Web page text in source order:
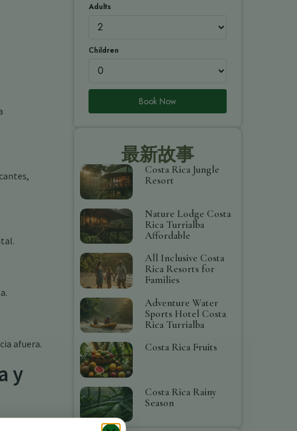
afuera.
y
Adults
Children
Book Now
最新故事
Costa Rica Jungle
Resort
Nature Lodge Costa
Rica Turrialba
Affordable
All Inclusive Costa
Rica Resorts for
Families
Adventure Water
Sports Hotel Costa
Rica Turrialba
Costa Rica Fruits
Costa Rica Rainy
Season